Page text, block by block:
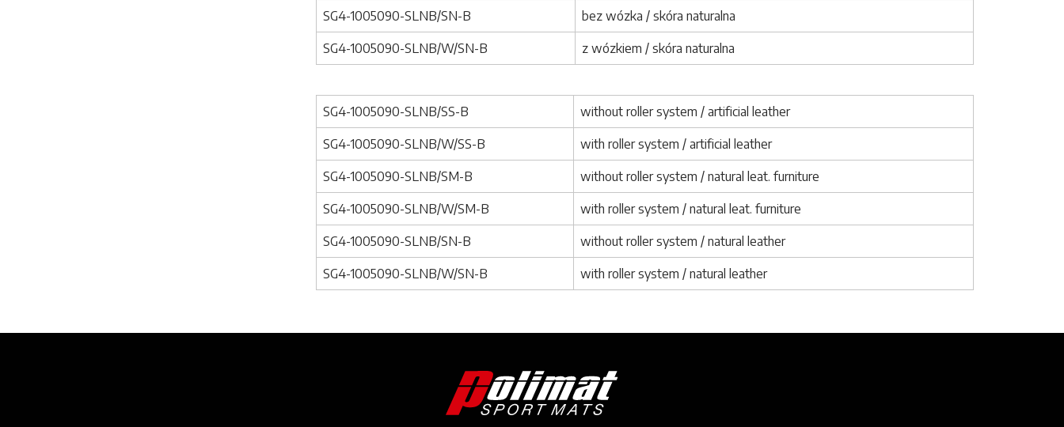
SG4-1005090-SLNB/SN-B bez wózka / skóra naturalna
SG4-1005090-SLNB/W/SN-B z wózkiem / skóra naturalna
SG4-1005090-SLNB/SS-B without roller system / artificial leather
SG4-1005090-SLNB/W/SS-B with roller system / artificial leather
SG4-1005090-SLNB/SM-B without roller system / natural leat. furniture
SG4-1005090-SLNB/W/SM-B with roller system / natural leat. furniture
SG4-1005090-SLNB/SN-B without roller system / natural leather
SG4-1005090-SLNB/W/SN-B with roller system / natural leather
Image